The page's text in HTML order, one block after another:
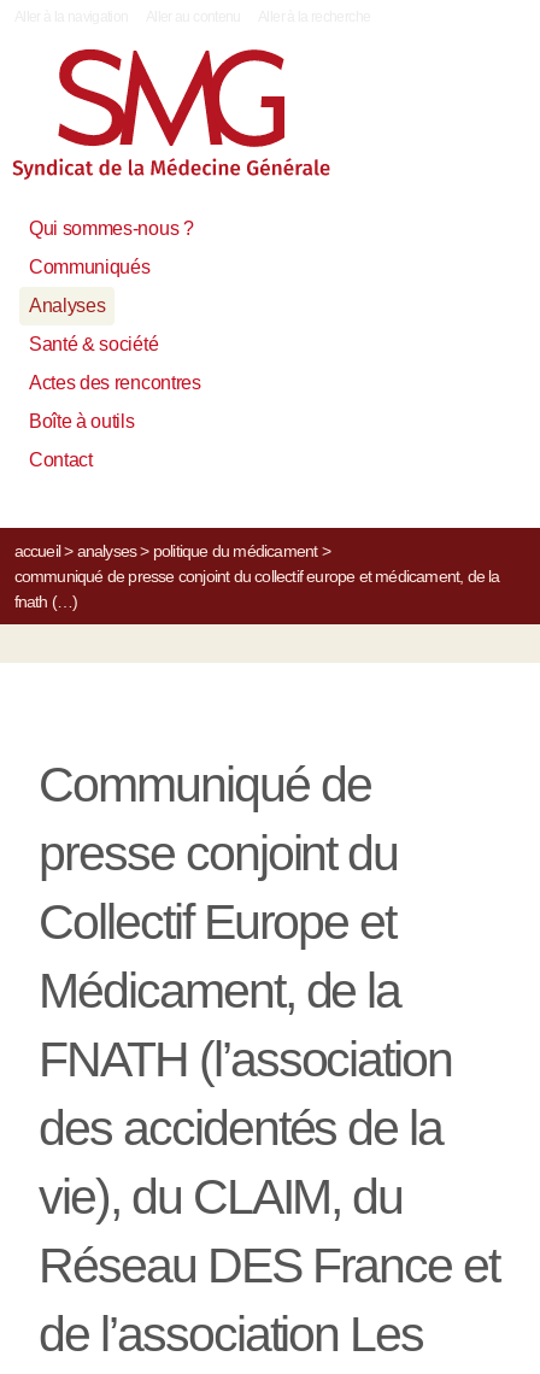
Qui sommes-nous ?
Communiqués
Analyses
Santé & société
Actes des rencontres
Boîte à outils
Contact
accueil> analyses> politique du médicament>
communiqué de presse conjoint du collectif europe et médicament, de la
fnath (…)
Communiqué de
presse conjoint du
Collectif Europe et
Médicament, de la
FNATH (l’association
des accidentés de la
vie), du CLAIM, du
Réseau DES France et
de l’association Les